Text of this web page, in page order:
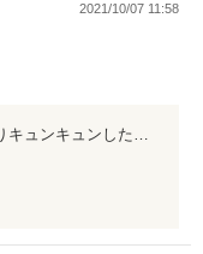
2021/10/07 11:58